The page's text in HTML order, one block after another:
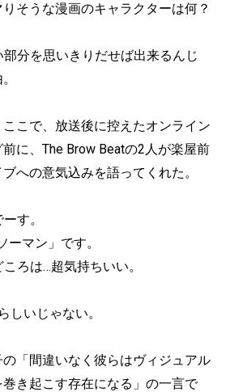
そうな漫画のキャラクターは何？
分を思いきりだせば出来るんじ
こで、放送後に控えたオンライン
に、The Brow Beatの2人が楽屋前
への意気込みを語ってくれた。
す。
マン」です。
ろは…超気持ちいい。
しいじゃない。
「間違いなく彼らはヴィジュアル
き起こす存在になる」の一言で